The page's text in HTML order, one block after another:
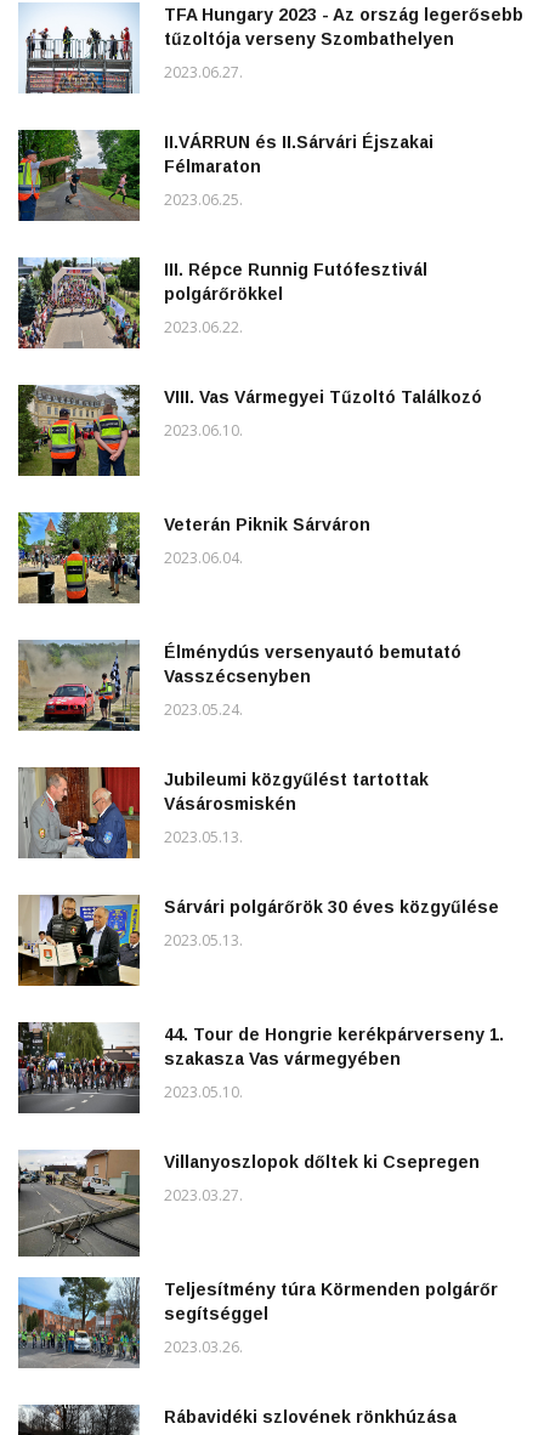
TFA Hungary 2023 - Az ország legerősebb
tűzoltója verseny Szombathelyen
2023.06.27.
II.VÁRRUN és II.Sárvári Éjszakai
Félmaraton
2023.06.25.
III. Répce Runnig Futófesztivál
polgárőrökkel
2023.06.22.
VIII. Vas Vármegyei Tűzoltó Találkozó
2023.06.10.
Veterán Piknik Sárváron
2023.06.04.
Élménydús versenyautó bemutató
Vasszécsenyben
2023.05.24.
Jubileumi közgyűlést tartottak
Vásárosmiskén
2023.05.13.
Sárvári polgárőrök 30 éves közgyűlése
2023.05.13.
44. Tour de Hongrie kerékpárverseny 1.
szakasza Vas vármegyében
2023.05.10.
Villanyoszlopok dőltek ki Csepregen
2023.03.27.
Teljesítmény túra Körmenden polgárőr
segítséggel
2023.03.26.
Rábavidéki szlovének rönkhúzása